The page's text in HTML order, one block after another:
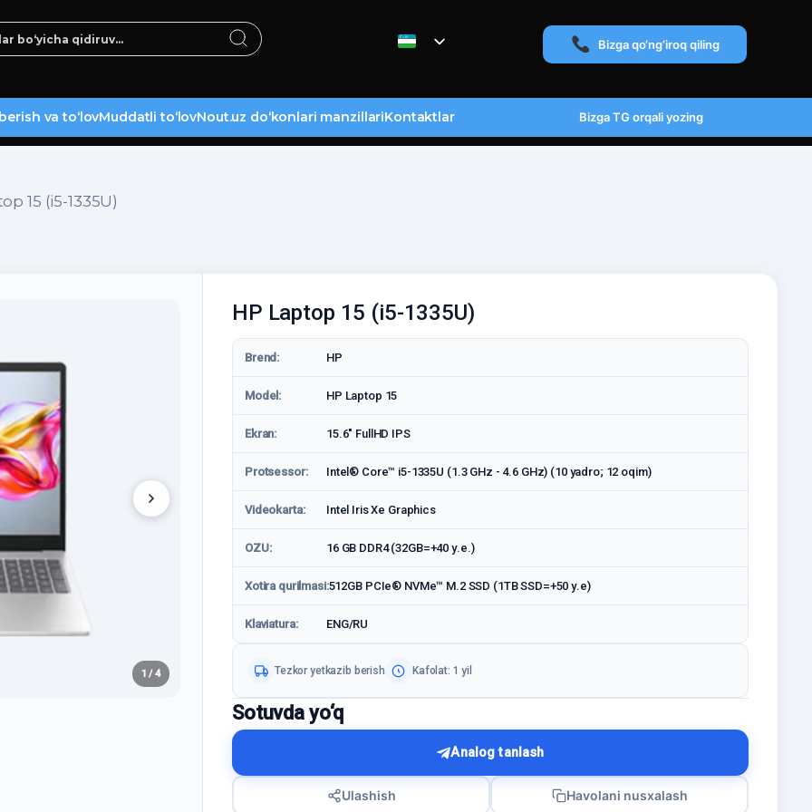
Bizga qo‘ng‘iroq qiling
va to‘lovMuddatli to‘lovNout.uz do‘konlari manzillariKontaktlar Bizga TG orqali yozing
15 (i5-1335U)
1 / 4
HP Laptop 15 (i5-1335U)
Brend: HP
Model: HP Laptop 15
Ekran: 15.6" FullHD IPS
Protsessor: Intel® Core™ i5-1335U (1.3 GHz - 4.6 GHz) (10 yadro; 12 oqim)
Videokarta: Intel Iris Xe Graphics
OZU: 16 GB DDR4 (32GB=+40 у.е.)
Xotira qurilmasi:512GB PCIe® NVMe™ M.2 SSD (1TB SSD=+50 у.е)
Klaviatura: ENG/RU
Tezkor yetkazib berish Kafolat: 1 yil
Sotuvda yo‘q
Analog tanlash
Ulashish Havolani nusxalash